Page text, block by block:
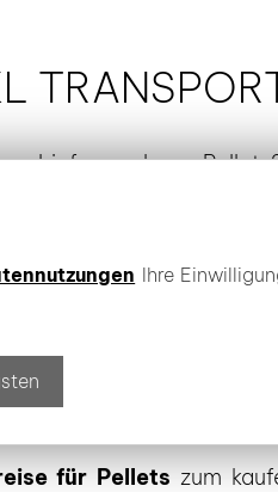
Lieferung loser
über
sich vorab durch
bieten wir unseren
Traditionsbetrieb.
wir Sie
für Pellets zum
Ihre